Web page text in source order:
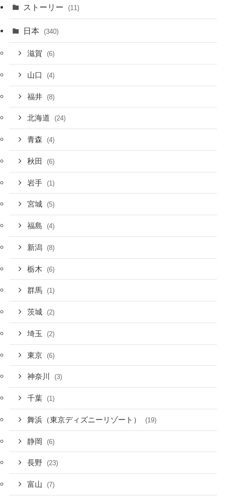
ストーリー (11)
日本 (340)
滋賀 (6)
山口 (4)
福井 (8)
北海道 (24)
青森 (4)
秋田 (6)
岩手 (1)
宮城 (5)
福島 (4)
新潟 (8)
栃木 (6)
群馬 (1)
茨城 (2)
埼玉 (2)
東京 (6)
神奈川 (3)
千葉 (1)
舞浜（東京ディズニーリゾート） (19)
静岡 (6)
長野 (23)
富山 (7)